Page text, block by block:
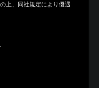
上、同社規定により優遇